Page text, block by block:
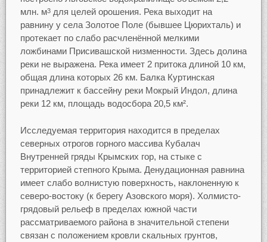
млн. м3для целей орошения. Река выходит на
равнину у села Золотое Поле (бывшее Цюрихталь) и
протекает по слабо расчленённой мелкими
ложбинами Присивашской низменности. Здесь долина
реки не выражена. Река имеет 2 притока длиной 10 км,
общая длина которых 26 км. Балка Куртинская
принадлежит к бассейну реки Мокрый Индол, длина
реки 12 км, площадь водосбора 20,5 км².
Исследуемая территория находится в пределах
северных отрогов горного массива Кубалач
Внутренней гряды Крымских гор, на стыке с
территорией степного Крыма. Денудационная равнина
имеет слабо волнистую поверхность, наклоненную к
северо-востоку (к берегу Азовского моря). Холмисто-
грядовый рельеф в пределах южной части
рассматриваемого района в значительной степени
связан с положением кровли скальных грунтов,